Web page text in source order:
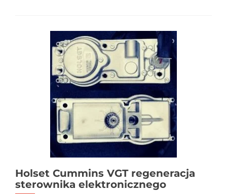
Holset Cummins VGT regeneracja
sterownika elektronicznego